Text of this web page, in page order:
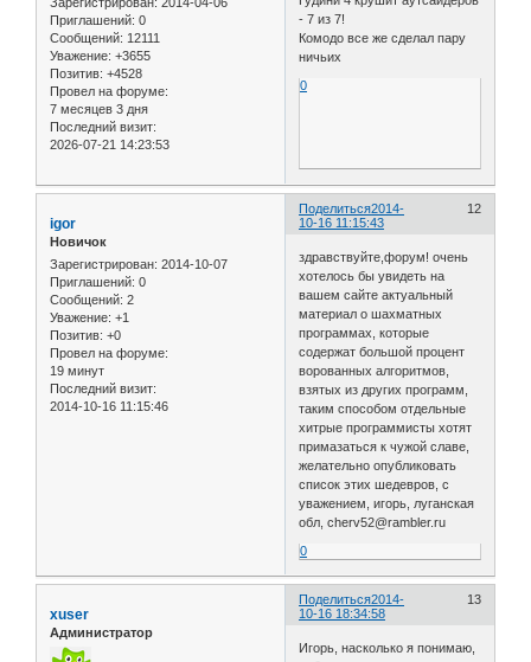
Приглашений: 0
Сообщений: 12111
Уважение: +3655
Позитив: +4528
Провел на форуме:
7 месяцев 3 дня
Последний визит:
2026-07-21 14:23:53
- 7 из 7!
Комодо все же сделал пару
ничьих
0
Поделиться 12
2014-
10-16 11:15:43
igor
Новичок
Зарегистрирован: 2014-10-07
Приглашений: 0
Сообщений: 2
Уважение: +1
Позитив: +0
Провел на форуме:
19 минут
Последний визит:
2014-10-16 11:15:46
здравствуйте,форум! очень
хотелось бы увидеть на
вашем сайте актуальный
материал о шахматных
программах, которые
содержат большой процент
ворованных алгоритмов,
взятых из других программ,
таким способом отдельные
хитрые программисты хотят
примазаться к чужой славе,
желательно опубликовать
список этих шедевров, с
уважением, игорь, луганская
обл, cherv52@rambler.ru
0
Поделиться 13
2014-
10-16 18:34:58
xuser
Администратор
Игорь, насколько я понимаю,